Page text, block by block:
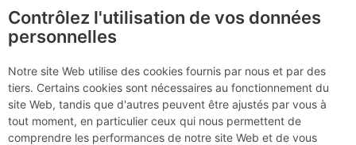
Puis le pied Eiffel
Activités
Contrôlez l'utilisation de vos données
personnelles
Notre site Web utilise des cookies fournis par nous et par des
tiers. Certains cookies sont nécessaires au fonctionnement du
site Web, tandis que d'autres peuvent être ajustés par vous à
tout moment, en particulier ceux qui nous permettent de
comprendre les performances de notre site Web et de vous